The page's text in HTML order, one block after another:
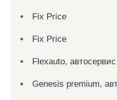
Fix Price
Fix Price
Flexauto, автосервис
Genesis premium,